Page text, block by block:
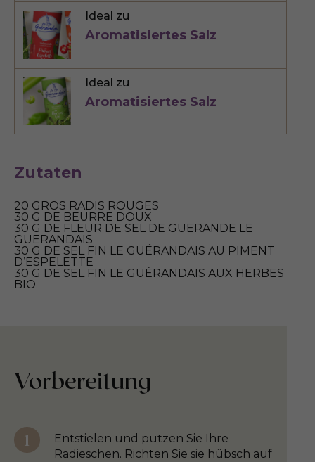
Ideal zu
Aromatisiertes Salz
Ideal zu
Aromatisiertes Salz
Zutaten
20 GROS RADIS ROUGES
30 G DE BEURRE DOUX
30 G DE FLEUR DE SEL DE GUERANDE LE
GUERANDAIS
30 G DE SEL FIN LE GUÉRANDAIS AU PIMENT
D’ESPELETTE
30 G DE SEL FIN LE GUÉRANDAIS AUX HERBES
BIO
Vorbereitung
Entstielen und putzen Sie Ihre
Radieschen. Richten Sie sie hübsch auf